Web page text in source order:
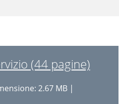
(44 pagine)
2.67 MB |